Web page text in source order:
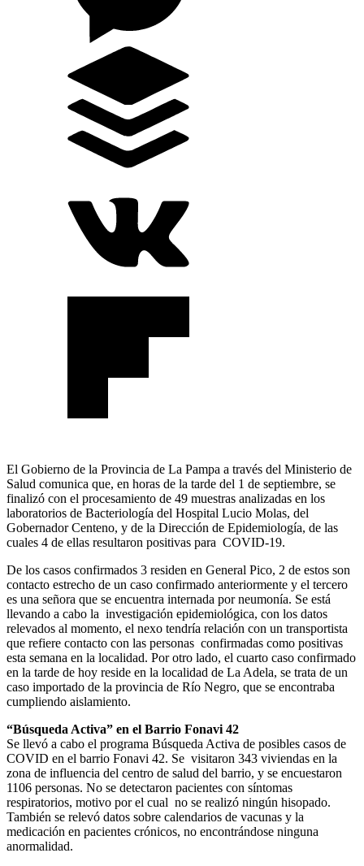
El Gobierno de la Provincia de La Pampa a través del Ministerio de
Salud comunica que, en horas de la tarde del 1 de septiembre, se
finalizó con el procesamiento de 49 muestras analizadas en los
laboratorios de Bacteriología del Hospital Lucio Molas, del
Gobernador Centeno, y de la Dirección de Epidemiología, de las
cuales 4 de ellas resultaron positivas para COVID-19.
De los casos confirmados 3 residen en General Pico, 2 de estos son
contacto estrecho de un caso confirmado anteriormente y el tercero
es una señora que se encuentra internada por neumonía. Se está
llevando a cabo la investigación epidemiológica, con los datos
relevados al momento, el nexo tendría relación con un transportista
que refiere contacto con las personas confirmadas como positivas
esta semana en la localidad. Por otro lado, el cuarto caso confirmado
en la tarde de hoy reside en la localidad de La Adela, se trata de un
caso importado de la provincia de Río Negro, que se encontraba
cumpliendo aislamiento.
“Búsqueda Activa” en el Barrio Fonavi 42
Se llevó a cabo el programa Búsqueda Activa de posibles casos de
COVID en el barrio Fonavi 42. Se visitaron 343 viviendas en la
zona de influencia del centro de salud del barrio, y se encuestaron
1106 personas. No se detectaron pacientes con síntomas
respiratorios, motivo por el cual no se realizó ningún hisopado.
También se relevó datos sobre calendarios de vacunas y la
medicación en pacientes crónicos, no encontrándose ninguna
anormalidad.